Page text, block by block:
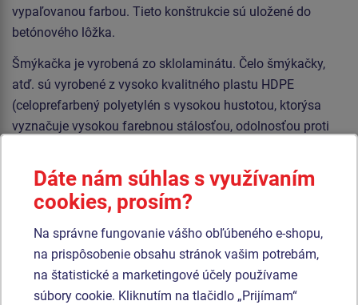
vypaľovanou farbou. Tieto konštrukcie sú uložené do
betónového lôžka.
Šmýkačka je vyrobená zo sklolaminátu. Čelo šmýkačky,
atď. sú vyrobené z vysoko kvalitného plastu HDPE
(celoprefarbený polyetylén s vysokou hustotou, ktorýsa
vyznačuje vysokou farebnou stálosťou, odolnosťou proti
nehrozí tak žiadne nebezpečenstvo zranenia detí ostrými
úlomkami). Šplhacia sieť, lanový most a lano sú
vyrobené z materiálu HERKULES (16 mm lana z
polypropylénu s vnútorným oceľovým jadrom) a sú
spojované plastovými alebo hliníkovými spojmi. Podesty a
kresliaca tabuľa sú vyrobené z HPL (vysokotlakový laminát
opatrený protišmykom, ktorý sa vyznačuje vysokou
Dáte nám súhlas s využívaním
cookies, prosím?
Na správne fungovanie vášho obľúbeného e-shopu,
na prispôsobenie obsahu stránok vašim potrebám,
na štatistické a marketingové účely používame
súbory cookie. Kliknutím na tlačidlo „Prijímam“